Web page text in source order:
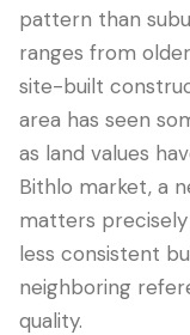
LANGUAGE
English
407-205-7228
pattern than
ranges from
site-built
area has seen
as land values
Bithlo market, a
matters
less consistent
neighboring
quality.